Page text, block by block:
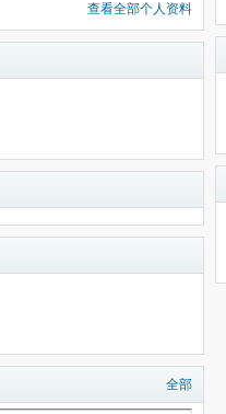
查看全部个人资料
全部